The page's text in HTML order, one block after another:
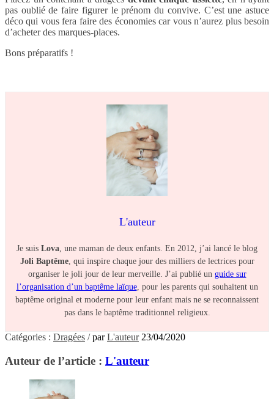
pas oublié de faire figurer le prénom du convive. C’est une astuce
déco qui vous fera faire des économies car vous n’aurez plus besoin
d’acheter des marques-places.
Bons préparatifs !
L'auteur
Je suis Lova, une maman de deux enfants. En 2012, j’ai lancé le blog
Joli Baptême, qui inspire chaque jour des milliers de lectrices pour
organiser le joli jour de leur merveille. J’ai publié un guide sur
l’organisation d’un baptême laïque, pour les parents qui souhaitent un
baptême original et moderne pour leur enfant mais ne se reconnaissent
pas dans le baptême traditionnel religieux.
Catégories : Dragées /parL'auteur 23/04/2020
Auteur de l’article : L'auteur